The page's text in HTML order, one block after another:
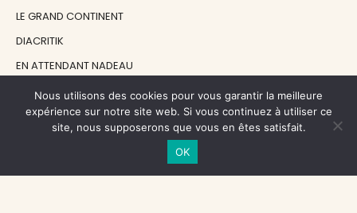
LE GRAND CONTINENT
DIACRITIK
EN ATTENDANT NADEAU
NOS SOUTIENS
Nous utilisons des cookies pour vous garantir la meilleure
expérience sur notre site web. Si vous continuez à utiliser ce
site, nous supposerons que vous en êtes satisfait.
OK